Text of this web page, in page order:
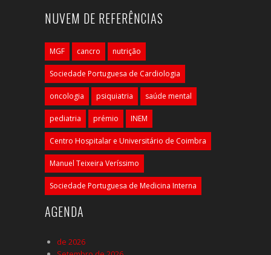
NUVEM DE REFERÊNCIAS
MGF cancro nutrição
Sociedade Portuguesa de Cardiologia
oncologia psiquiatria saúde mental
pediatria prémio INEM
Centro Hospitalar e Universitário de Coimbra
Manuel Teixeira Veríssimo
Sociedade Portuguesa de Medicina Interna
AGENDA
de 2026